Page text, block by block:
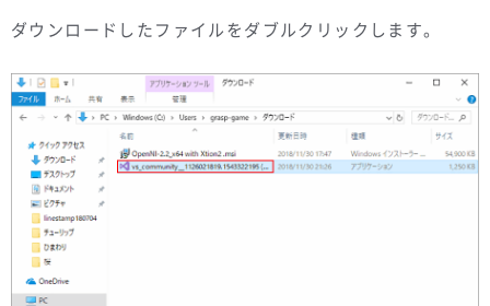
ダウンロードしたファイルをダブルクリックします。